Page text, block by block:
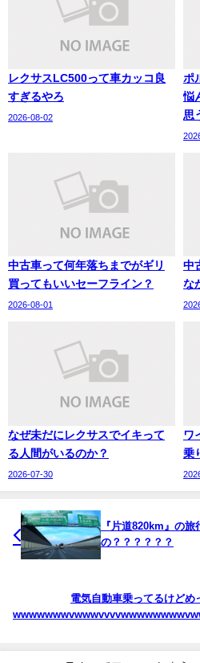
レクサスLC500って車カッコ良
すぎるやろ
2026-08-02
ポ
悩
思
中古車って何年落ちまでがギリ
買ってもいいセーフライン？
2026-08-01
中
な
なぜ未だにレクサスでイキって
る人間がいるのか？
2026-07-30
ワ
乗
『片道820km』の
の？？？？？？
電気自動車乗ってるけどめ